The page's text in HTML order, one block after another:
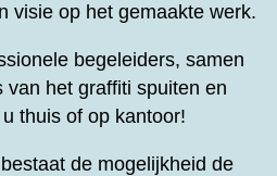
visie op het gemaakte werk.
begeleiders, samen
van het graffiti spuiten en
thuis of op kantoor!
de mogelijkheid de